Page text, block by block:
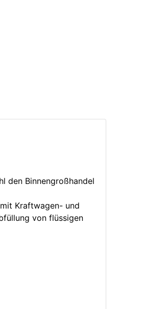
den Binnengroßhandel
Kraftwagen- und
von flüssigen